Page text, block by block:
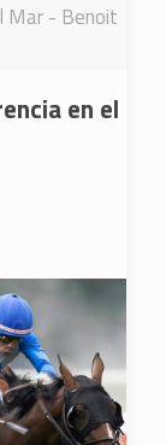
Mar - Benoit
en el